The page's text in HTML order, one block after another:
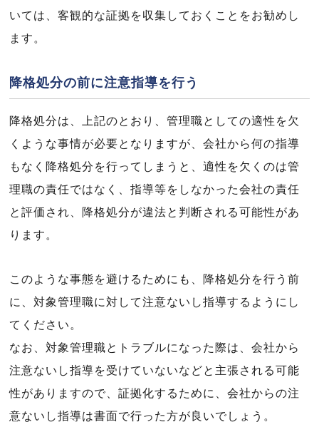
いては、客観的な証拠を収集しておくことをお勧めし
ます。
降格処分の前に注意指導を行う
降格処分は、上記のとおり、管理職としての適性を欠
くような事情が必要となりますが、会社から何の指導
もなく降格処分を行ってしまうと、適性を欠くのは管
理職の責任ではなく、指導等をしなかった会社の責任
と評価され、降格処分が違法と判断される可能性があ
ります。
このような事態を避けるためにも、降格処分を行う前
に、対象管理職に対して注意ないし指導するようにし
てください。
なお、対象管理職とトラブルになった際は、会社から
注意ないし指導を受けていないなどと主張される可能
性がありますので、証拠化するために、会社からの注
意ないし指導は書面で行った方が良いでしょう。